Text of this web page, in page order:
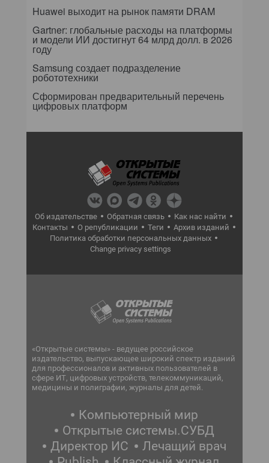
Huawei выходит на рынок памяти DRAM
Gartner: глобальные расходы на платформы
и модели ИИ достигнут 64 млрд долл. в 2026
году
Samsung создает подразделение
робототехники
Сформирован предварительный перечень
цифровых платформ
Об издательстве Обратная связь
Как нас найти
Контакты
О републикации Теги
Архив изданий
Политика обработки персональных данных
Change privacy settings
«Открытые системы» - ведущее российское
издательство, выпускающее широкий спектр изданий
для профессионалов и активных пользователей в
сфере ИТ, цифровых устройств, телекоммуникаций,
медицины и полиграфии, журналы для детей.
Компьютерный мир
Открытые системы.СУБД
Директор ИС
Лечащий врач